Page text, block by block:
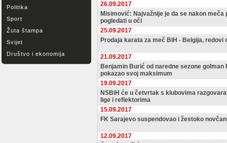
Politika
Sport
Žuta štampa
Svijet
Društvo i ekonomija
26.09.2017
Misimović: Najvažnije je da se nakon
pogledati u oči
25.09.2017
Prodaja karata za meč BiH - Belgija, redovi
21.09.2017
Benjamin Burić od naredne sezone
pokazao svoj maksimum
19.09.2017
NSBiH će u četvrtak s klubovima
lige i reflektorima
15.09.2017
FK Sarajevo suspendovao i žestoko
12.09.2017